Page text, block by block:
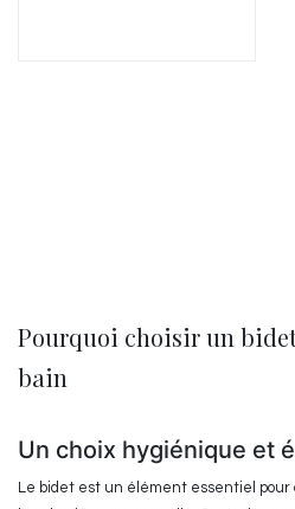
Pourquoi choisir un
bain
Un choix hygiénique et
Le bidet est un élément essentiel